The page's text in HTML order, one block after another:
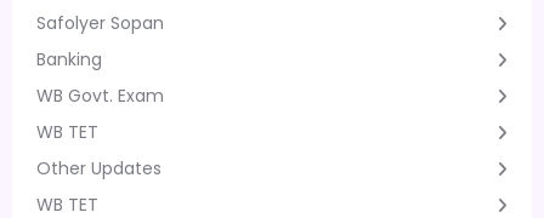
Safolyer Sopan
Banking
WB Govt. Exam
WB TET
Other Updates
WB TET